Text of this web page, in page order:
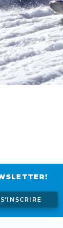
S'INSCRIRE